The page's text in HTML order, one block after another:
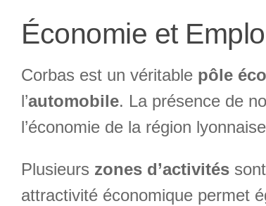
Économie et
Corbas est un véritable pôle
l’automobile. La présence de
l’économie de la région
Plusieurs zones d’activités
attractivité économique permet